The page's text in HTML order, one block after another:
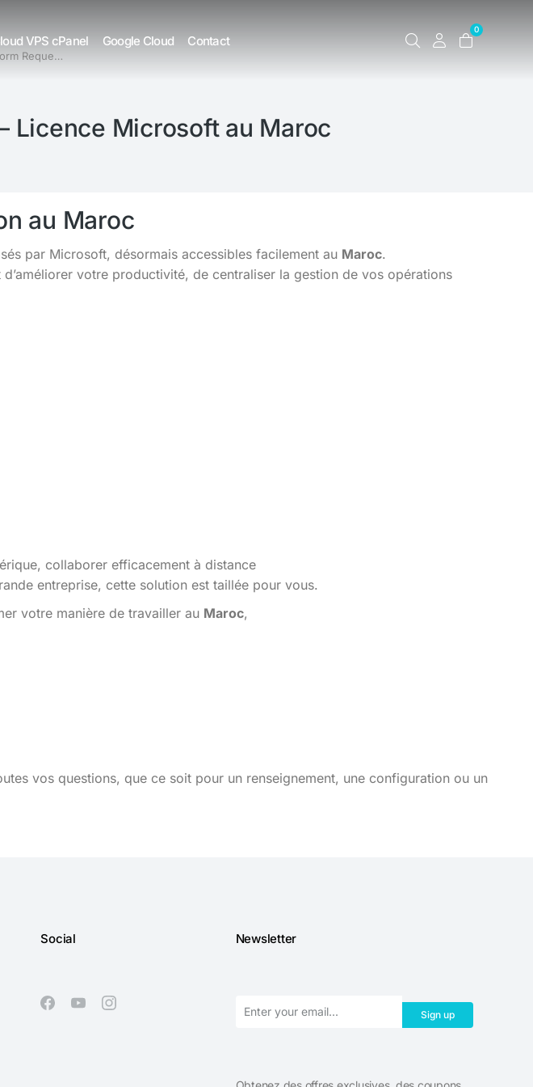
VPS cPanel Google Cloud Contact
0
Reque…
Licence Microsoft au Maroc
au Maroc
par Microsoft, désormais accessibles facilement au Maroc.
votre productivité, de centraliser la gestion de vos opérations
collaborer efficacement à distance
entreprise, cette solution est taillée pour vous.
votre manière de travailler au Maroc,
vos questions, que ce soit pour un renseignement, une configuration ou un
Social Newsletter
Sign up